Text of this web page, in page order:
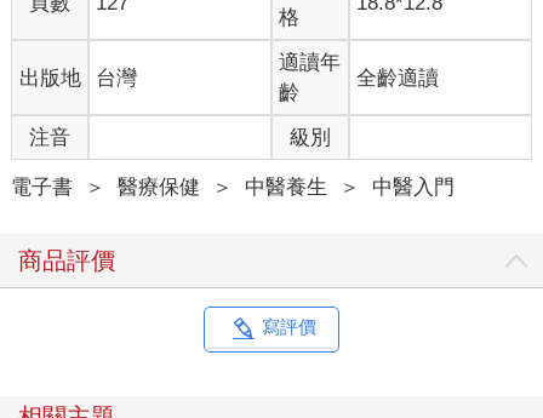
格
出版地 台灣
適讀年
齡
全齡適讀
注音 級別
電子書 ＞ 醫療保健 ＞ 中醫養生 ＞ 中醫入門
商品評價
寫評價